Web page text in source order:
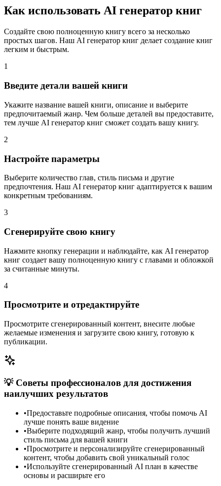
Как использовать AI генератор книг
Создайте свою полноценную книгу всего за несколько
простых шагов. Наш AI генератор книг делает создание книг
легким и быстрым.
1
Введите детали вашей книги
Укажите название вашей книги, описание и выберите
предпочитаемый жанр. Чем больше деталей вы предоставите,
тем лучше AI генератор книг сможет создать вашу книгу.
2
Настройте параметры
Выберите количество глав, стиль письма и другие
предпочтения. Наш AI генератор книг адаптируется к вашим
конкретным требованиям.
3
Сгенерируйте свою книгу
Нажмите кнопку генерации и наблюдайте, как AI генератор
книг создает вашу полноценную книгу с главами и обложкой
за считанные минуты.
4
Просмотрите и отредактируйте
Просмотрите сгенерированный контент, внесите любые
желаемые изменения и загрузите свою книгу, готовую к
публикации.
💡 Советы профессионалов для достижения
наилучших результатов
•Предоставьте подробные описания, чтобы помочь AI
лучше понять ваше видение
•Выберите подходящий жанр, чтобы получить лучший
стиль письма для вашей книги
•Просмотрите и персонализируйте сгенерированный
контент, чтобы добавить свой уникальный голос
•Используйте сгенерированный AI план в качестве
основы и расширьте его